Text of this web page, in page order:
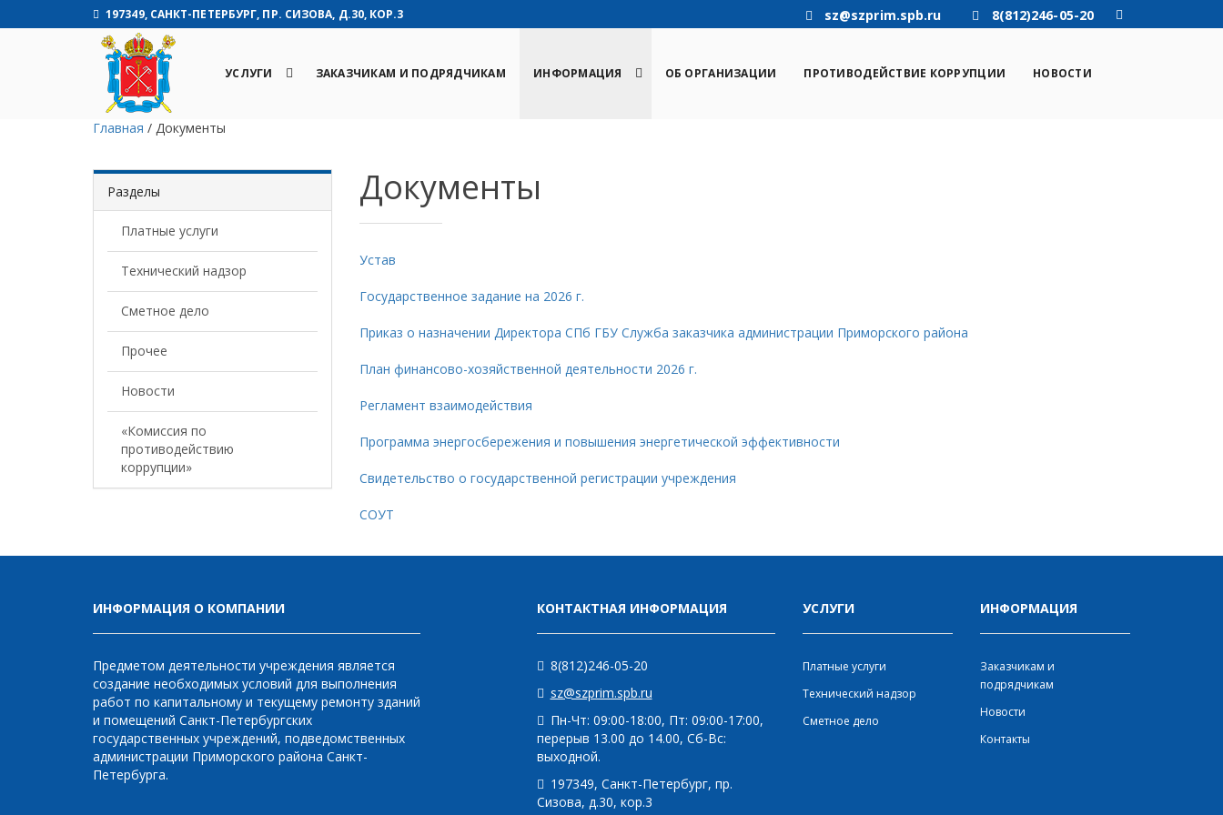
197349, САНКТ-ПЕТЕРБУРГ, ПР. СИЗОВА, Д.30, КОР.3 sz@szprim.spb.ru 8(812)246-05-20
УСЛУГИ ЗАКАЗЧИКАМ И ПОДРЯДЧИКАМ ИНФОРМАЦИЯ ОБ ОРГАНИЗАЦИИ ПРОТИВОДЕЙСТВИЕ КОРРУПЦИИ НОВОСТИ
Главная / Документы
Разделы
Платные услуги
Технический надзор
Сметное дело
Прочее
Новости
«Комиссия по
противодействию
коррупции»
Документы
Устав
Государственное задание на 2026 г.
Приказ о назначении Директора СПб ГБУ Служба заказчика администрации Приморского района
План финансово-хозяйственной деятельности 2026 г.
Регламент взаимодействия
Программа энергосбережения и повышения энергетической эффективности
Свидетельство о государственной регистрации учреждения
СОУТ
ИНФОРМАЦИЯ О КОМПАНИИ
Предметом деятельности учреждения является
создание необходимых условий для выполнения
работ по капитальному и текущему ремонту зданий
и помещений Санкт-Петербургских
государственных учреждений, подведомственных
администрации Приморского района Санкт-
Петербурга.
КОНТАКТНАЯ ИНФОРМАЦИЯ
8(812)246-05-20
sz@szprim.spb.ru
Пн-Чт: 09:00-18:00, Пт: 09:00-17:00,
перерыв 13.00 до 14.00, Сб-Вс:
выходной.
197349, Санкт-Петербург, пр.
Сизова, д.30, кор.3
УСЛУГИ
Платные услуги
Технический надзор
Сметное дело
ИНФОРМАЦИЯ
Заказчикам и
подрядчикам
Новости
Контакты